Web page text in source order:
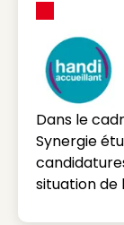
Dans le
Synergie
situation de